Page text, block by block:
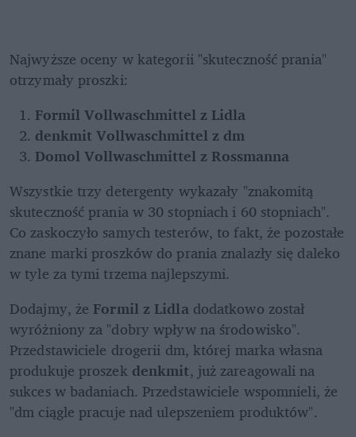
Najwyższe oceny w kategorii "skuteczność prania"
otrzymały proszki:
Formil Vollwaschmittel z Lidla
denkmit Vollwaschmittel z dm
Domol Vollwaschmittel z Rossmanna
Wszystkie trzy detergenty wykazały "znakomitą
skuteczność prania w 30 stopniach i 60 stopniach".
Co zaskoczyło samych testerów, to fakt, że pozostałe
znane marki proszków do prania znalazły się daleko
w tyle za tymi trzema najlepszymi.
Dodajmy, że Formil z Lidla dodatkowo został
wyróżniony za "dobry wpływ na środowisko".
Przedstawiciele drogerii dm, której marka własna
produkuje proszek denkmit, już zareagowali na
sukces w badaniach. Przedstawiciele wspomnieli, że
"dm ciągle pracuje nad ulepszeniem produktów".